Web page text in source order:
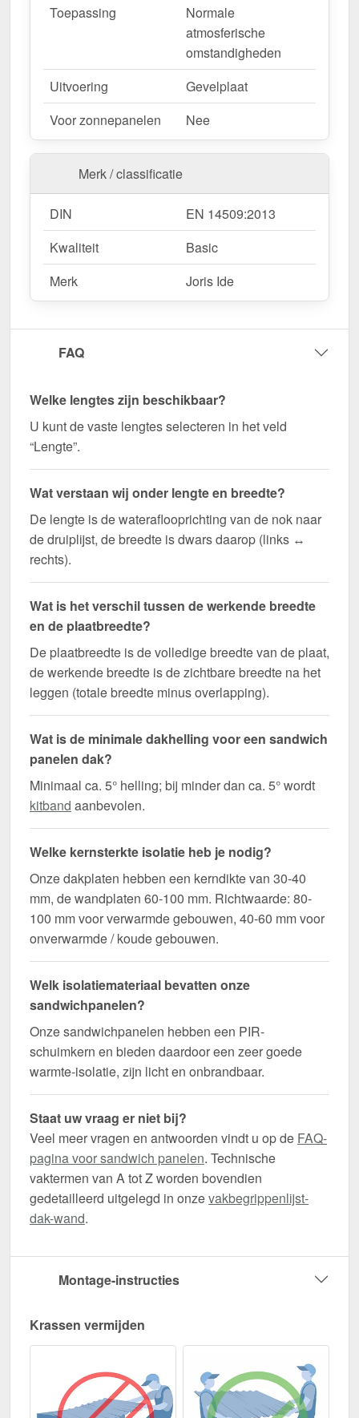
Toepassing
Normale
atmosferische
omstandigheden
Uitvoering
Gevelplaat
Voor zonnepanelen
Nee
Merk / classificatie
DIN
EN 14509:2013
Kwaliteit
Basic
Merk
Joris Ide
FAQ
Welke lengtes zijn beschikbaar?
U kunt de vaste lengtes selecteren in het veld
“Lengte”.
Wat verstaan wij onder lengte en breedte?
De lengte is de wateraflooprichting van de nok naar
de druiplijst, de breedte is dwars daarop (links ↔
rechts).
Wat is het verschil tussen de werkende breedte
en de plaatbreedte?
De plaatbreedte is de volledige breedte van de plaat,
de werkende breedte is de zichtbare breedte na het
leggen (totale breedte minus overlapping).
Wat is de minimale dakhelling voor een sandwich
panelen dak?
Minimaal ca. 5° helling; bij minder dan ca. 5° wordt
kitband aanbevolen.
Welke kernsterkte isolatie heb je nodig?
Onze dakplaten hebben een kerndikte van 30-40
mm, de wandplaten 60-100 mm. Richtwaarde: 80-
100 mm voor verwarmde gebouwen, 40-60 mm voor
onverwarmde / koude gebouwen.
Welk isolatiemateriaal bevatten onze
sandwichpanelen?
Onze sandwichpanelen hebben een PIR-
schuimkern en bieden daardoor een zeer goede
warmte-isolatie, zijn licht en onbrandbaar.
Staat uw vraag er niet bij?
Veel meer vragen en antwoorden vindt u op de FAQ-
pagina voor sandwich panelen. Technische
vaktermen van A tot Z worden bovendien
gedetailleerd uitgelegd in onzevakbegrippenlijst-
dak-wand.
Montage-instructies
Krassen vermijden